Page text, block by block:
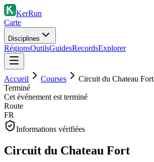
KerRun
Carte
Disciplines
RégionsOutilsGuidesRecordsExplorer
Accueil Courses
Circuit du Chateau Fort
Terminé
Cet événement est terminé
Route
FR
Informations vérifiées
Circuit du Chateau Fort